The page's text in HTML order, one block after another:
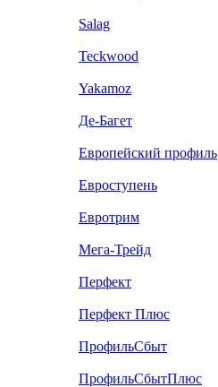
Salag
Teckwood
Yakamoz
Де-Багет
Европейский профиль
Евроступень
Евротрим
Мега-Трейд
Перфект
Перфект Плюс
ПрофильСбыт
ПрофильСбытПлюс